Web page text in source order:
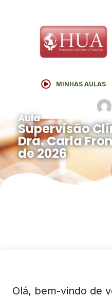
MINHAS AULAS
Aula
Supervisão
Dra. Carla
de 2026
Olá, bem-vindo de